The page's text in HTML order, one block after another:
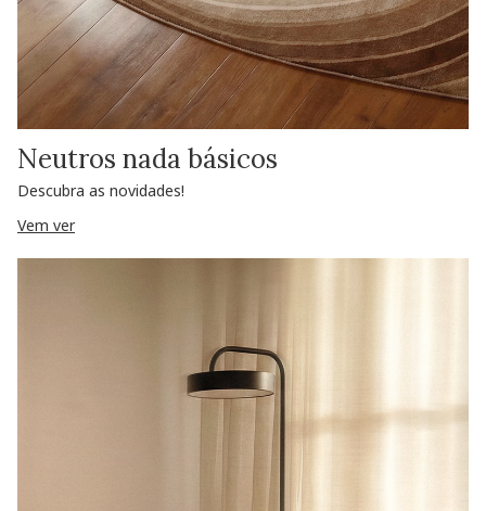
Neutros nada básicos
Descubra as novidades!
Vem ver